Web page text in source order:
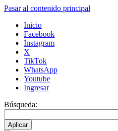
Pasar al contenido principal
Inicio
Facebook
Instagram
X
TikTok
WhatsApp
Youtube
Ingresar
Búsqueda: